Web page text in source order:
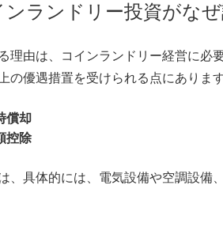
ンランドリー投資がな
理由は、コインランドリー経営に必
の優遇措置を受けられる点にあります
償却
控除
、具体的には、電気設備や空調設備